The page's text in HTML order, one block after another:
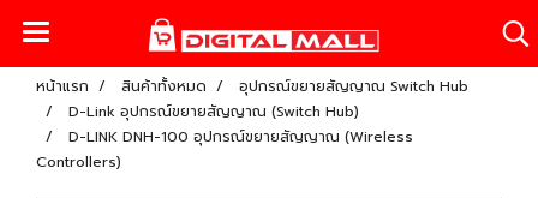
หน้าแรก สินค้าทั้งหมด
อุปกรณ์ขยายสัญญาณ Switch Hub
D-Link อุปกรณ์ขยายสัญญาณ (Switch Hub)
D-LINK DNH-100 อุปกรณ์ขยายสัญญาณ (Wireless
Controllers)